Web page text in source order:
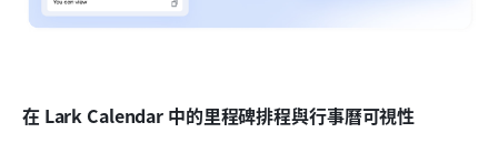
在 Lark Calendar 中的里程碑排程與行事曆可視性